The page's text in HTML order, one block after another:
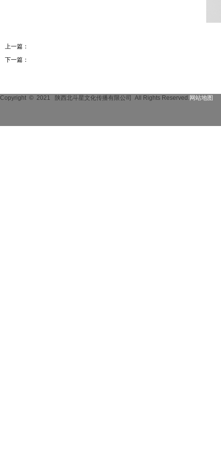
上一篇：
下一篇：
Copyright © 2021 陕西北斗星文化传播有限公司 All Rights Reserved. 网站地图